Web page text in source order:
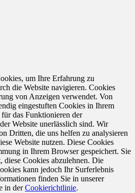
um Ihre Erfahrung zu
die Website navigieren. Cookies
von Anzeigen verwendet. Von
eingestuften Cookies in Ihrem
das Funktionieren der
Website unerlässlich sind. Wir
Dritten, die uns helfen zu analysieren
Website nutzen. Diese Cookies
in Ihrem Browser gespeichert. Sie
diese Cookies abzulehnen. Die
kann jedoch Ihr Surferlebnis
finden Sie in unserer
in derCookierichtlinie.